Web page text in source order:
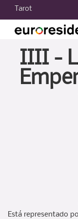
Tarot
Tarot 2021
Tarot hoy
Tu carta
Tarot gratis
IIII -
Está representado